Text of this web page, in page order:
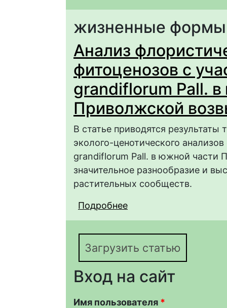
жизненные формы
Анализ
фитоценозов с
grandiflorum Pall.
Приволжской
В статье приводятся
эколого-ценотического
grandiflorum Pall. в южной части
значительное разнообразие и
растительных сообществ.
Подробнее
Hedysarum
возвышенности
Загрузить статью
Вход на сайт
Имя пользователя *